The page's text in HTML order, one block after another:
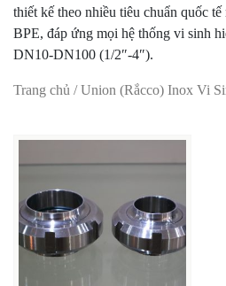
thiết kế theo nhiều tiêu chuẩn quốc
BPE, đáp ứng mọi hệ thống vi sinh
DN10-DN100 (1/2″-4″).
Trang chủ / Union (Rắcco) Inox Vi